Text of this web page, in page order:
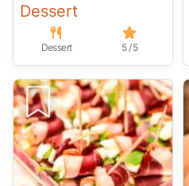
Dessert
Dessert 5 / 5